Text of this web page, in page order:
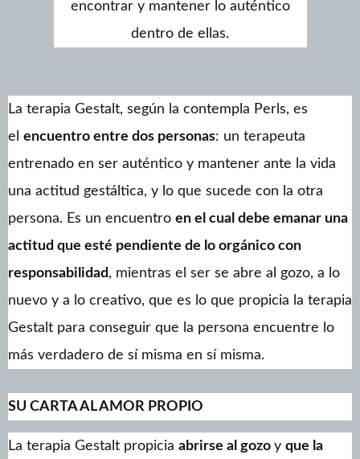
encontrar y mantener lo auténtico
dentro de ellas.
La terapia Gestalt, según la contempla Perls, es
el encuentro entre dos personas: un terapeuta
entrenado en ser auténtico y mantener ante la vida
una actitud gestáltica, y lo que sucede con la otra
persona. Es un encuentro en el cual debe emanar una
actitud que esté pendiente de lo orgánico con
responsabilidad, mientras el ser se abre al gozo, a lo
nuevo y a lo creativo, que es lo que propicia la terapia
Gestalt para conseguir que la persona encuentre lo
más verdadero de sí misma en sí misma.
SU CARTA AL AMOR PROPIO
La terapia Gestalt propicia abrirse al gozo y que la